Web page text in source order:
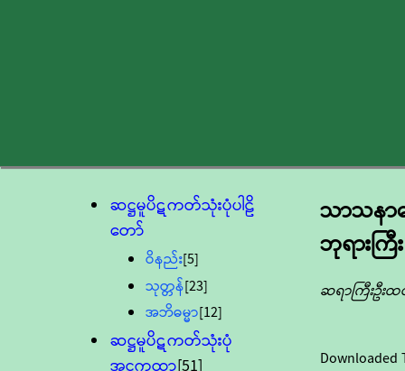
ဆဋ္ဌမူပိဋကတ်သုံးပုံပါဠိ
တော်
ဝိနည်း[5]
သုတ္တန်[23]
အဘိဓမ္မာ[12]
ဆဋ္ဌမူပိဋကတ်သုံးပုံ
သာသနာ
ဘုရားကြီ
ဆရာကြီးဦးထ
Downloaded